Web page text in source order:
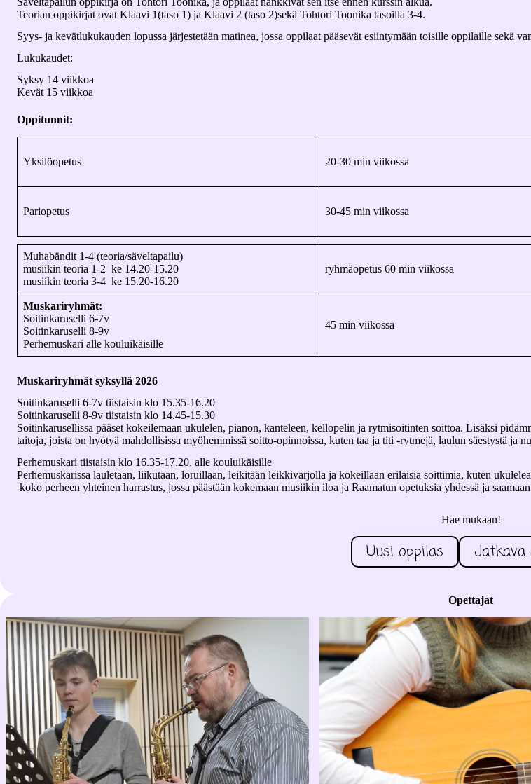
Teorian oppikirjat ovat Klaavi 1(taso 1) ja Klaavi 2 (taso 2)sekä Tohtori Toonika tasoilla 3-4.
Syys- ja kevätlukukauden lopussa järjestetään matinea, jossa oppilaat pääsevät esiintymään toisille oppilaille sekä
Lukukaudet:
Syksy 14 viikkoa
Kevät 15 viikkoa
Oppitunnit:
Yksilöopetus 20-30 min viikossa
Pariopetus 30-45 min viikossa
Muhabändit 1-4 (teoria/säveltapailu)
musiikin teoria 1-2 ke 14.20-15.20
musiikin teoria 3-4 ke 15.20-16.20
ryhmäopetus 60 min viikossa
Muskariryhmät:
Soitinkaruselli 6-7v
Soitinkaruselli 8-9v
Perhemuskari alle kouluikäisille
45 min viikossa
Muskariryhmät syksyllä 2026
Soitinkaruselli 6-7v tiistaisin klo 15.35-16.20
Soitinkaruselli 8-9v tiistaisin klo 14.45-15.30
Soitinkarusellissa pääset kokeilemaan ukulelen, pianon, kanteleen, kellopelin ja rytmisoitinten soittoa. Lisäksi
taitoja, joista on hyötyä mahdollisissa myöhemmissä soitto-opinnoissa, kuten taa ja titi -rytmejä, laulun säestystä ja
Perhemuskari tiistaisin klo 16.35-17.20, alle kouluikäisille
Perhemuskarissa lauletaan, liikutaan, loruillaan, leikitään leikkivarjolla ja kokeillaan erilaisia soittimia, kuten
koko perheen yhteinen harrastus, jossa päästään kokemaan musiikin iloa ja Raamatun opetuksia yhdessä ja
Hae mukaan!
Uusi oppilas Jatkava
Opettajat